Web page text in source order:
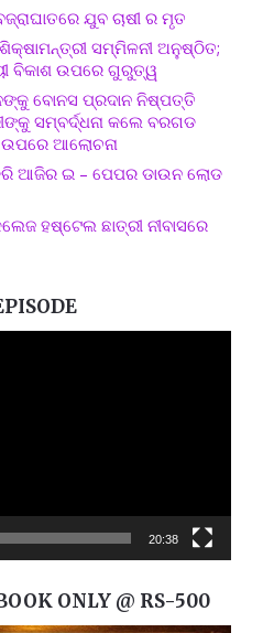
ଯୁବ ଚାଷୀ ର ମୃତ
ସମ୍ମିଳନୀ ଅନୁଷ୍ଠିତ;
ବିକାଶ ଉପରେ ଗୁରୁତ୍ୱ
ବୋନସ ପ୍ରଦାନ ନିଷ୍ପତ୍ତି
ସମ୍ବର୍ଦ୍ଧନା କଲେ ବରଗଡ
ଉପରେ ଆଲୋଚନା
ଆଜିର ଇ – ପେପର ଡାଉନ ଲୋଡ
ହଷ୍ଟେଲ ଛାତ୍ରୀ ନୀବାସରେ
20:38
ONLY @ RS-500